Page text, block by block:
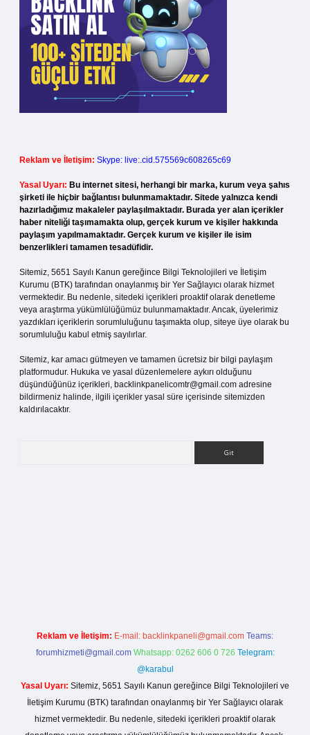
Reklam ve İletişim: Skype: live:.cid.575569c608265c69
Yasal Uyarı: Bu internet sitesi, herhangi bir marka, kurum veya şahıs
şirketi ile hiçbir bağlantısı bulunmamaktadır. Sitede yalnızca kendi
hazırladığımız makaleler paylaşılmaktadır. Burada yer alan içerikler
haber niteliği taşımamakta olup, gerçek kurum ve kişiler hakkında
paylaşım yapılmamaktadır. Gerçek kurum ve kişiler ile isim
benzerlikleri tamamen tesadüfidir.
Sitemiz, 5651 Sayılı Kanun gereğince Bilgi Teknolojileri ve İletişim
Kurumu (BTK) tarafından onaylanmış bir Yer Sağlayıcı olarak hizmet
vermektedir. Bu nedenle, sitedeki içerikleri proaktif olarak denetleme
veya araştırma yükümlülüğümüz bulunmamaktadır. Ancak, üyelerimiz
yazdıkları içeriklerin sorumluluğunu taşımakta olup, siteye üye olarak bu
sorumluluğu kabul etmiş sayılırlar.
Sitemiz, kar amacı gütmeyen ve tamamen ücretsiz bir bilgi paylaşım
platformudur. Hukuka ve yasal düzenlemelere aykırı olduğunu
düşündüğünüz içerikleri, backlinkpanelicomtr@gmail.com adresine
bildirmeniz halinde, ilgili içerikler yasal süre içerisinde sitemizden
kaldırılacaktır.
Reklam ve İletişim: E-mail: backlinkpaneli@gmail.com Teams:
forumhizmeti@gmail.com Whatsapp: 0262 606 0 726 Telegram:
@karabul
Yasal Uyarı: Sitemiz, 5651 Sayılı Kanun gereğince Bilgi Teknolojileri ve
İletişim Kurumu (BTK) tarafından onaylanmış bir Yer Sağlayıcı olarak
hizmet vermektedir. Bu nedenle, sitedeki içerikleri proaktif olarak